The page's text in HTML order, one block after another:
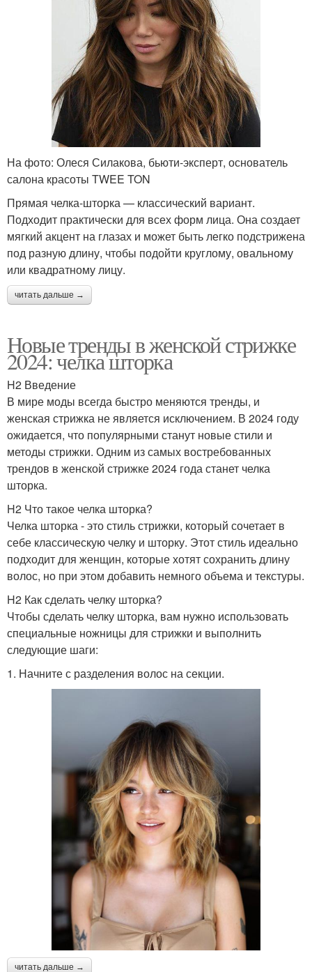
На фото: Олеся Силакова, бьюти-эксперт, основатель
салона красоты TWEE TON
Прямая челка-шторка — классический вариант.
Подходит практически для всех форм лица. Она создает
мягкий акцент на глазах и может быть легко подстрижена
под разную длину, чтобы подойти круглому, овальному
или квадратному лицу.
читать дальше →
Новые тренды в женской стрижке
2024: челка шторка
H2 Введение
В мире моды всегда быстро меняются тренды, и
женская стрижка не является исключением. В 2024 году
ожидается, что популярными станут новые стили и
методы стрижки. Одним из самых востребованных
трендов в женской стрижке 2024 года станет челка
шторка.
H2 Что такое челка шторка?
Челка шторка - это стиль стрижки, который сочетает в
себе классическую челку и шторку. Этот стиль идеально
подходит для женщин, которые хотят сохранить длину
волос, но при этом добавить немного объема и текстуры.
H2 Как сделать челку шторка?
Чтобы сделать челку шторка, вам нужно использовать
специальные ножницы для стрижки и выполнить
следующие шаги:
1. Начните с разделения волос на секции.
читать дальше →